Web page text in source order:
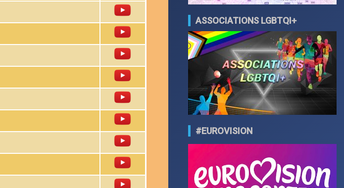
ASSOCIATIONS LGBTQI+
#EUROVISION